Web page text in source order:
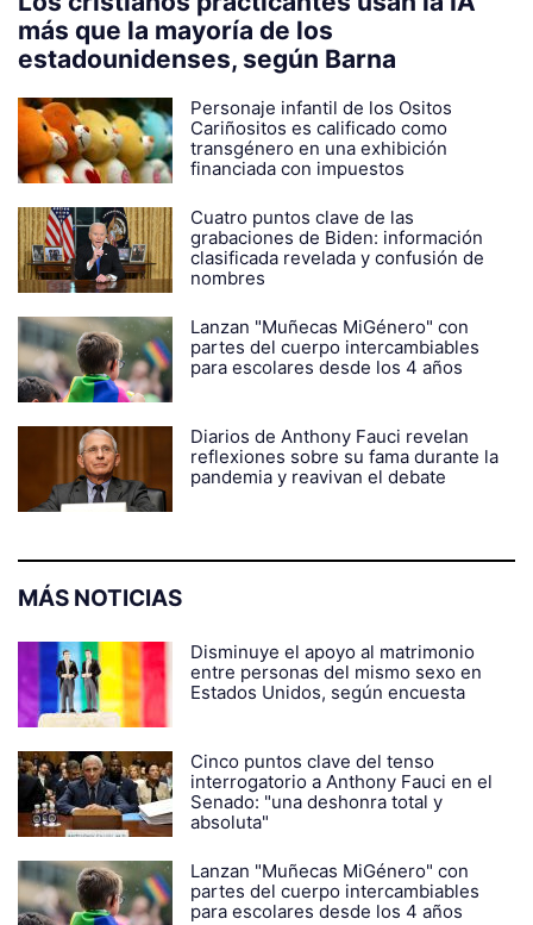
más que la mayoría de los
estadounidenses, según Barna
Personaje infantil de los Ositos
Cariñositos es calificado como
transgénero en una exhibición
financiada con impuestos
Cuatro puntos clave de las
grabaciones de Biden: información
clasificada revelada y confusión de
nombres
Lanzan "Muñecas MiGénero" con
partes del cuerpo intercambiables
para escolares desde los 4 años
Diarios de Anthony Fauci revelan
reflexiones sobre su fama durante la
pandemia y reavivan el debate
MÁS NOTICIAS
Disminuye el apoyo al matrimonio
entre personas del mismo sexo en
Estados Unidos, según encuesta
Cinco puntos clave del tenso
interrogatorio a Anthony Fauci en el
Senado: "una deshonra total y
absoluta"
Lanzan "Muñecas MiGénero" con
partes del cuerpo intercambiables
para escolares desde los 4 años